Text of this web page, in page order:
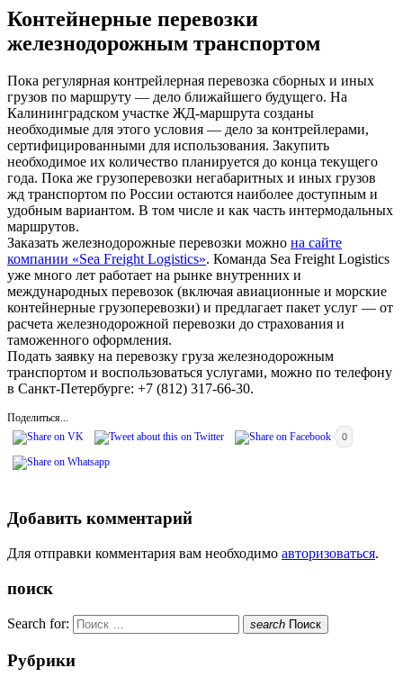
Контейнерные перевозки
железнодорожным транспортом
Пока регулярная контрейлерная перевозка сборных и иных
грузов по маршруту — дело ближайшего будущего. На
Калининградском участке ЖД-маршрута созданы
необходимые для этого условия — дело за контрейлерами,
сертифицированными для использования. Закупить
необходимое их количество планируется до конца текущего
года. Пока же грузоперевозки негабаритных и иных грузов
жд транспортом по России остаются наиболее доступным и
удобным вариантом. В том числе и как часть интермодальных
маршрутов.
Заказать железнодорожные перевозки можно на сайте
компании «Sea Freight Logistics». Команда Sea Freight Logistics
уже много лет работает на рынке внутренних и
международных перевозок (включая авиационные и морские
контейнерные грузоперевозки) и предлагает пакет услуг — от
расчета железнодорожной перевозки до страхования и
таможенного оформления.
Подать заявку на перевозку груза железнодорожным
транспортом и воспользоваться услугами, можно по телефону
в Санкт-Петербурге: +7 (812) 317-66-30.
Поделиться...
0
Добавить комментарий
Для отправки комментария вам необходимо авторизоваться.
поиск
Search for: search Поиск
Рубрики